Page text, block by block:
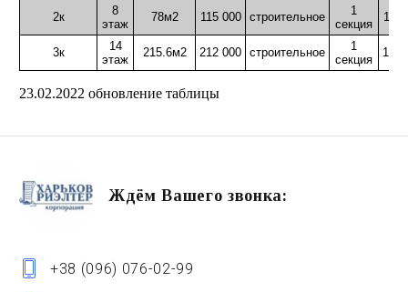
2к
8
этаж
78м2 115 000 строительное
1
секция
3к
14
этаж
215.6м2 212 000 строительное
1
секция
23.02.2022 обновление таблицы
Ждём Вашего звонка:
+38 (096) 076-02-99